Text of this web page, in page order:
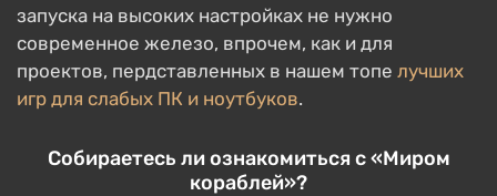
запуска на высоких настройках не нужно
современное железо, впрочем, как и для
проектов, пердставленных в нашем топе лучших
игр для слабых ПК и ноутбуков.
Собираетесь ли ознакомиться с «Миром
кораблей»?